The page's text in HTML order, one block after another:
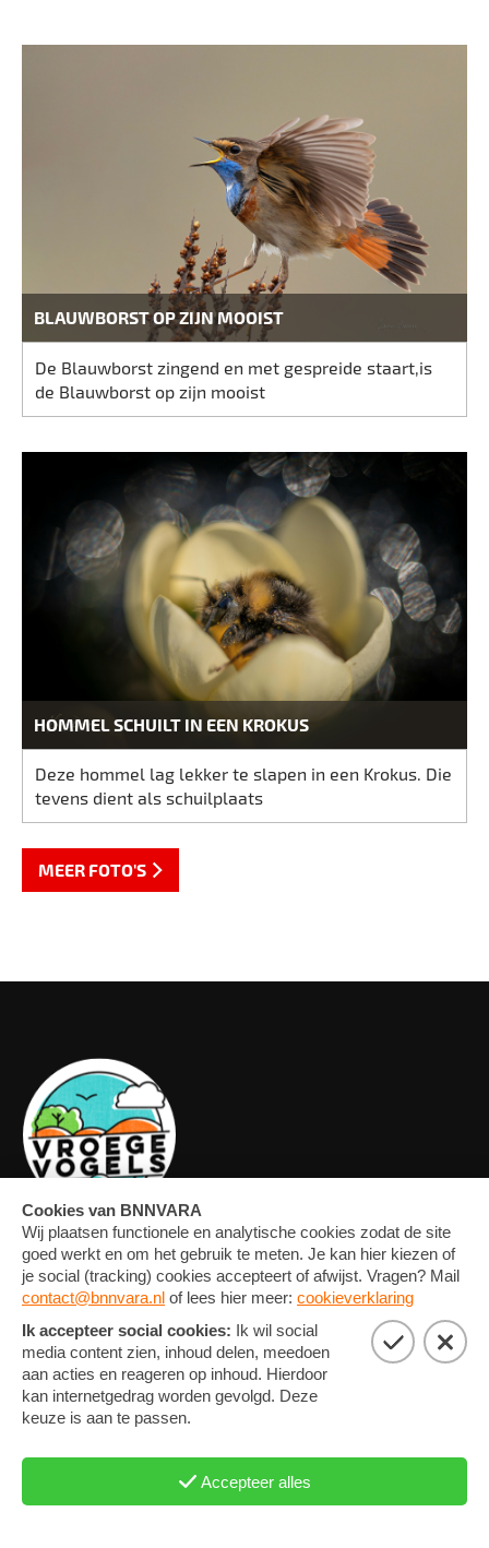
BLAUWBORST OP ZIJN MOOIST
De Blauwborst zingend en met gespreide staart,is
de Blauwborst op zijn mooist
HOMMEL SCHUILT IN EEN KROKUS
Deze hommel lag lekker te slapen in een Krokus. Die
tevens dient als schuilplaats
MEER FOTO'S
OVERZICHT
ARTIKELEN
FOTO'S
FORUM
NIEUWSBRIEF
STATEMENT
COOKIE-INSTELLINGEN